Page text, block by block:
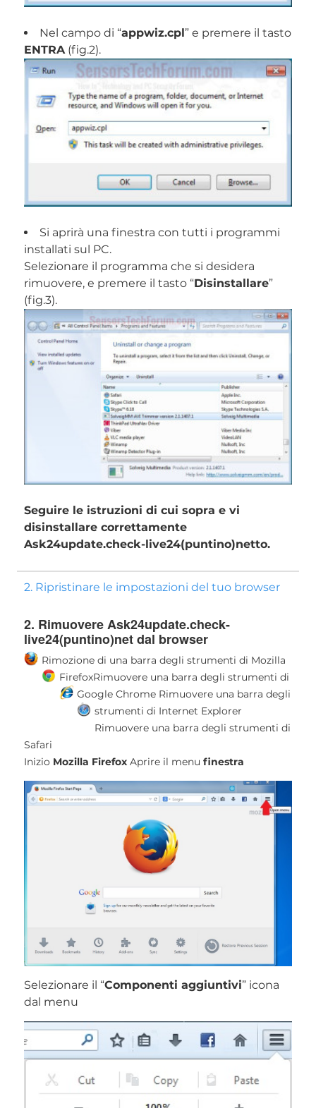
Nel campo di “appwiz.cpl” e premere il tasto
ENTRA(fig.2).
Si aprirà una finestra con tutti i programmi
installati sul PC.
Selezionare il programma che si desidera
rimuovere, e premere il tasto “Disinstallare”
(fig.3).
Seguire le istruzioni di cui sopra e vi
disinstallare correttamente
Ask24update.check-live24(puntino)netto.
2. Ripristinare le impostazioni del tuo browser
2. Rimuovere Ask24update.check-
live24(puntino)net dal browser
Rimozione di una barra degli strumenti di Mozilla
FirefoxRimuovere una barra degli strumenti di
Google ChromeRimuovere una barra degli
strumenti di Internet Explorer
Rimuovere una barra degli strumenti di
Safari
Inizio Mozilla FirefoxAprire il menu finestra
Selezionare il “Componenti aggiuntivi” icona
dal menu